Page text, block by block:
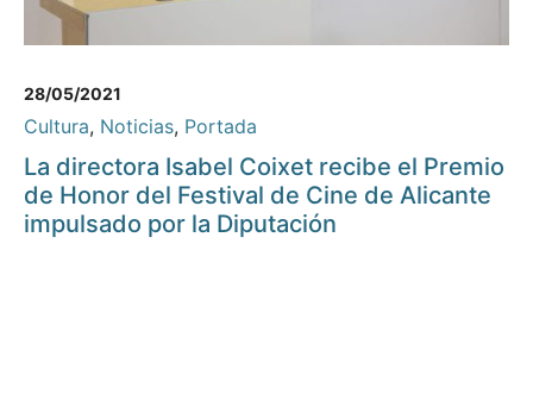
28/05/2021
Cultura, Noticias, Portada
La directora Isabel Coixet recibe el Premio
de Honor del Festival de Cine de Alicante
impulsado por la Diputación